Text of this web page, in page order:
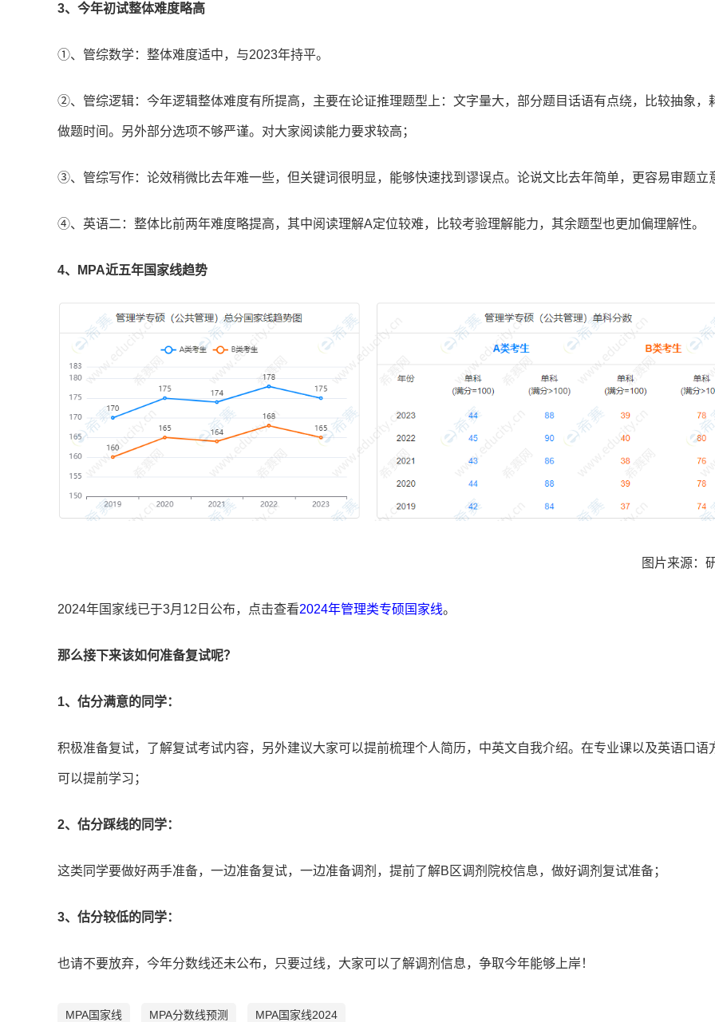
3、今年初试整体难度略高
①、管综数学：整体难度适中，与2023年持平。
②、管综逻辑：今年逻辑整体难度有所提高，主要在论证推理题型上：文字量大，部分题目话语有点绕，比较抽象，
做题时间。另外部分选项不够严谨。对大家阅读能力要求较高；
③、管综写作：论效稍微比去年难一些，但关键词很明显，能够快速找到谬误点。论说文比去年简单，更容易审题立
④、英语二：整体比前两年难度略提高，其中阅读理解A定位较难，比较考验理解能力，其余题型也更加偏理解性。
4、MPA近五年国家线趋势
图片来源：
2024年国家线已于3月12日公布，点击查看2024年管理类专硕国家线。
那么接下来该如何准备复试呢？
1、估分满意的同学：
积极准备复试，了解复试考试内容，另外建议大家可以提前梳理个人简历，中英文自我介绍。在专业课以及英语口语
可以提前学习；
2、估分踩线的同学：
这类同学要做好两手准备，一边准备复试，一边准备调剂，提前了解B区调剂院校信息，做好调剂复试准备；
3、估分较低的同学：
也请不要放弃，今年分数线还未公布，只要过线，大家可以了解调剂信息，争取今年能够上岸！
MPA国家线 MPA分数线预测 MPA国家线2024